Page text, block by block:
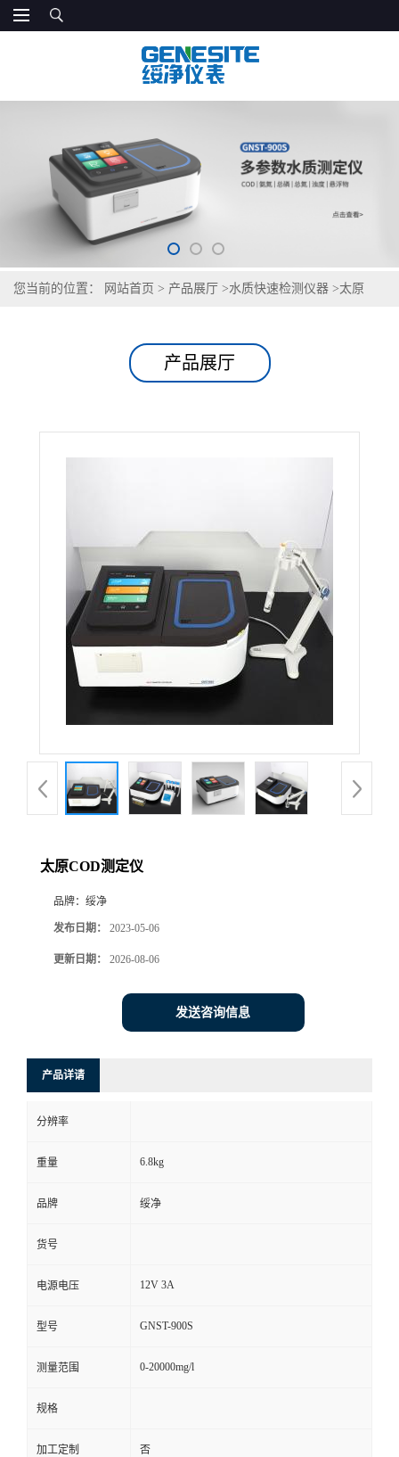
您当前的位置： 网站首页 > 产品展厅 >水质快速检测仪器 >太原
产品展厅
太原COD测定仪
品牌： 绥净
发布日期： 2023-05-06
更新日期： 2026-08-06
发送咨询信息
产品详请
分辨率
重量 6.8kg
品牌 绥净
货号
电源电压 12V 3A
型号 GNST-900S
测量范围 0-20000mg/l
规格
加工定制 否